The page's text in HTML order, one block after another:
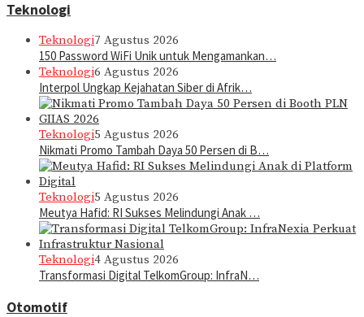
Teknologi
Teknologi7 Agustus 2026
150 Password WiFi Unik untuk Mengamankan…
Teknologi6 Agustus 2026
Interpol Ungkap Kejahatan Siber di Afrik…
Teknologi5 Agustus 2026
Nikmati Promo Tambah Daya 50 Persen di B…
Teknologi5 Agustus 2026
Meutya Hafid: RI Sukses Melindungi Anak …
Teknologi4 Agustus 2026
Transformasi Digital TelkomGroup: InfraN…
Otomotif